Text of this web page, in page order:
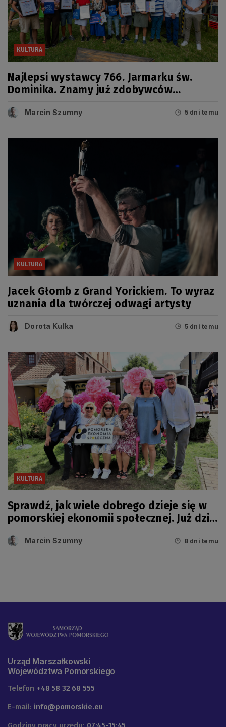
KULTURA
Najlepsi wystawcy 766. Jarmarku św.
Dominika. Znamy już zdobywców
Marcin Szumny 5 dni temu
KULTURA
Jacek Głomb z Grand Yorickiem. To wyraz
uznania dla twórczej odwagi artysty
Dorota Kulka 5 dni temu
KULTURA
Sprawdź, jak wiele dobrego dzieje się w
pomorskiej ekonomii społecznej. Już dziś
Marcin Szumny 8 dni temu
Urząd Marszałkowski
Województwa Pomorskiego
Telefon +48 58 32 68 555
E-mail: info@pomorskie.eu